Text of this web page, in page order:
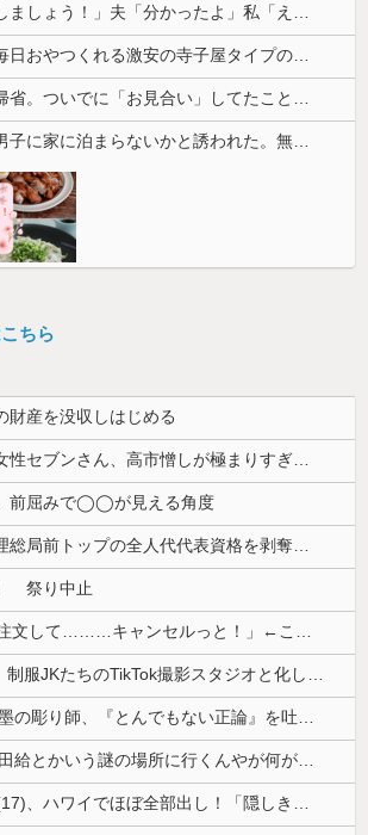
ちら
財産を没収しはじめる
【マスコミ妄想】女性セブンさん、高市憎しが極まりすぎたのか、過去一級の低俗な「支持率下げてやる」記事を配信してしまう 想像の10倍低俗
、前屈みで◯◯が見える角度
中国、金融監督管理総局前トップの全人代代表資格を剥奪…重大な規律違反で！
祭り中止
【謎】女「43億円注文して………キャンセルっと！」←こいつの目的
【悲報動画】USJ、制服JKたちのTikTok撮影スタジオと化してしまいシュールすぎる光景が広がるｗｗｗ 【Pickup08083030】
【画像】 全身入れ墨の彫り師、『とんでもない正論』を吐いて30万再生されてしまうｗｗｗｗｗｗｗ
【悲報】 明日、飛田給とかいう謎の場所に行くんやが何があるんや????・・・・・・・・・
【最新画像】 tuki.(17)、ハワイでほぼ全部出し！「隠しきれない美貌」とSNSざわつく